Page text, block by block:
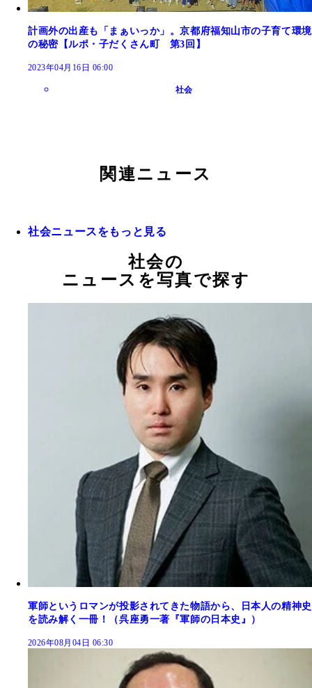
計画外の出産も「まぁいっか」。京都府福知山市の子育て環境
の秘密【ルポ・子だくさん町 第3回】
2023年04月16日 06:00
社会
関連ニュース
社会ニュースをもっと見る
社会の
ニュースを写真で探す
軍師というロマンが投影されてきた物語から、日本人の精神史
を読み解く一冊！（呉座勇一著『軍師の日本史』）
2026年08月04日 06:30